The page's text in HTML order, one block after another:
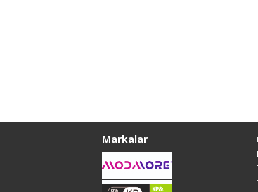
Markalar